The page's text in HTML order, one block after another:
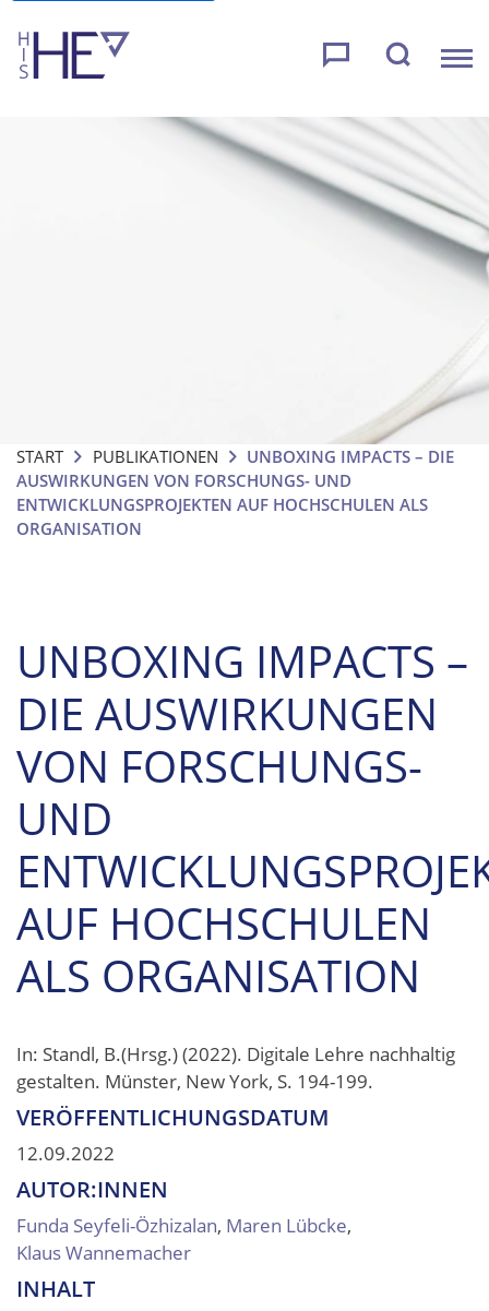
START PUBLIKATIONEN
UNBOXING IMPACTS – DIE
AUSWIRKUNGEN VON FORSCHUNGS- UND
ENTWICKLUNGSPROJEKTEN AUF HOCHSCHULEN ALS
ORGANISATION
UNBOXING IMPACTS –
DIE AUSWIRKUNGEN
VON FORSCHUNGS-
UND
AUF HOCHSCHULEN
ALS ORGANISATION
In: Standl, B.(Hrsg.) (2022). Digitale Lehre nachhaltig
gestalten. Münster, New York, S. 194-199.
VERÖFFENTLICHUNGSDATUM
12.09.2022
AUTOR:INNEN
Funda Seyfeli-Özhizalan, Maren Lübcke,
Klaus Wannemacher
INHALT